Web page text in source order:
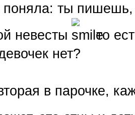
ты пишешь,
невесты
то
нет?
в парочке,